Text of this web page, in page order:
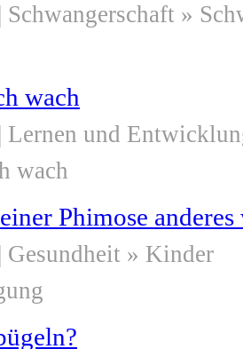
| Schwangerschaft »
wach
| Lernen und
wach
Phimose
| Gesundheit » Kinder